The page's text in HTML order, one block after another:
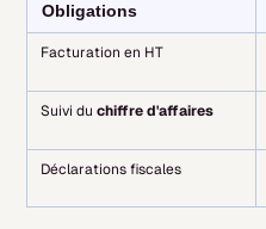
Obligations
Facturation en HT
Suivi duchiffre d'affaires
Déclarations fiscales